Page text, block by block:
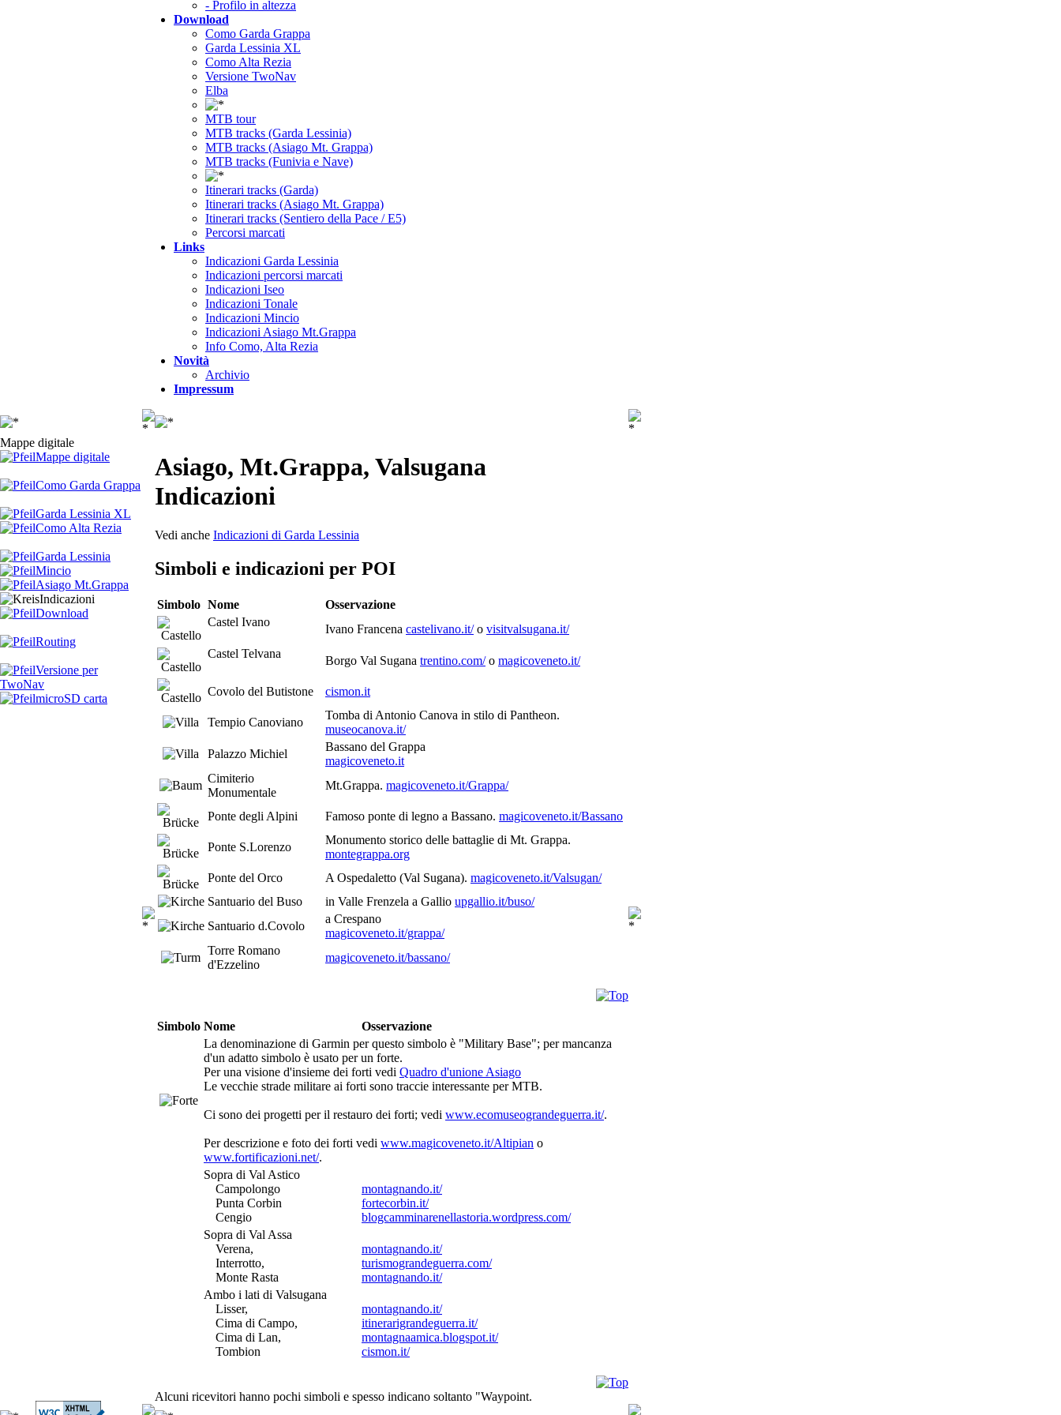
- Profilo in altezza
Download
Como Garda Grappa
Garda Lessinia XL
Como Alta Rezia
Versione TwoNav
Elba
MTB tour
MTB tracks (Garda Lessinia)
MTB tracks (Asiago Mt. Grappa)
MTB tracks (Funivia e Nave)
Itinerari tracks (Garda)
Itinerari tracks (Asiago Mt. Grappa)
Itinerari tracks (Sentiero della Pace / E5)
Percorsi marcati
Links
Indicazioni Garda Lessinia
Indicazioni percorsi marcati
Indicazioni Iseo
Indicazioni Tonale
Indicazioni Mincio
Indicazioni Asiago Mt.Grappa
Info Como, Alta Rezia
Novità
Archivio
Impressum
Mappe digitale
Mappe digitale
Como Garda Grappa
Garda Lessinia XL
Como Alta Rezia
Garda Lessinia
Mincio
Asiago Mt.Grappa
Indicazioni
Download
Routing
Versione per
TwoNav
microSD carta
Asiago, Mt.Grappa, Valsugana
Indicazioni
Vedi anche Indicazioni di Garda Lessinia
Simboli e indicazioni per POI
Simbolo Nome
Osservazione
Castel Ivano
Ivano Francena castelivano.it/o visitvalsugana.it/
Castel Telvana
Borgo Val Sugana trentino.com/o magicoveneto.it/
Covolo del Butistone cismon.it
Tempio Canoviano
Tomba di Antonio Canova in stilo di Pantheon.
museocanova.it/
Palazzo Michiel
Bassano del Grappa
magicoveneto.it
Cimiterio
Monumentale
Mt.Grappa. magicoveneto.it/Grappa/
Ponte degli Alpini Famoso ponte di legno a Bassano. magicoveneto.it/Bassano
Ponte S.Lorenzo
Monumento storico delle battaglie di Mt. Grappa.
montegrappa.org
Ponte del Orco
A Ospedaletto (Val Sugana). magicoveneto.it/Valsugan/
Santuario del Buso
in Valle Frenzela a Gallio upgallio.it/buso/
Santuario d.Covolo
a Crespano
magicoveneto.it/grappa/
Torre Romano
d'Ezzelino
magicoveneto.it/bassano/
Simbolo Nome
Osservazione
La denominazione di Garmin per questo simbolo è "Military Base"; per mancanza
d'un adatto simbolo è usato per un forte.
Per una visione d'insieme dei forti vedi Quadro d'unione Asiago
Le vecchie strade militare ai forti sono traccie interessante per MTB.
Ci sono dei progetti per il restauro dei forti; vedi www.ecomuseograndeguerra.it/.
Per descrizione e foto dei forti vedi www.magicoveneto.it/Altipian o
www.fortificazioni.net/.
Sopra di Val Astico
Campolongo
Punta Corbin
Cengio
montagnando.it/
fortecorbin.it/
blogcamminarenellastoria.wordpress.com/
Sopra di Val Assa
Verena,
Interrotto,
Monte Rasta
montagnando.it/
turismograndeguerra.com/
montagnando.it/
Ambo i lati di Valsugana
Lisser,
Cima di Campo,
Cima di Lan,
Tombion
montagnando.it/
itinerarigrandeguerra.it/
montagnaamica.blogspot.it/
cismon.it/
Alcuni ricevitori hanno pochi simboli e spesso indicano soltanto "Waypoint.